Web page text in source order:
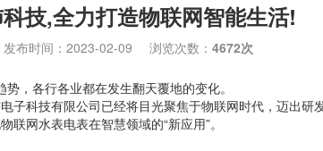
技,全力打造物联网智能生活!
发布时间： 2023-02-09 浏览次数： 4672次
，各行各业都在发生翻天覆地的变化。
子科技有限公司已经将目光聚焦于物联网时代，迈出研
网水表电表在智慧领域的“新应用”。